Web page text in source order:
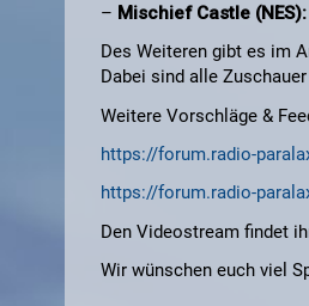
– Mischief Castle (NES):
Des Weiteren gibt es im
Dabei sind alle
Weitere Vorschläge &
https://forum.radio-
https://forum.radio-
Den Videostream findet
Wir wünschen euch viel